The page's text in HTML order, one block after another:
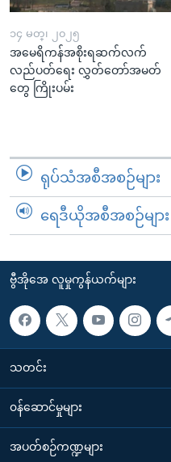
၁၄ မတ္၊ ၂၀၂၅
အမေရိကန်အစိုးရဆက်လက်
လည်ပတ်ရေး လွှတ်တော်အမတ်
တွေ ကြိုးပမ်း
ရုပ်သံအစီအစဉ်များ
ရေဒီယိုအစီအစဉ်များ
ဗွီအိုအေ လူမှုကွန်ယက်များ
သတင်း
၀န်ဆောင်မှုများ
အပတ်စဉ်ကဏ္ဍများ